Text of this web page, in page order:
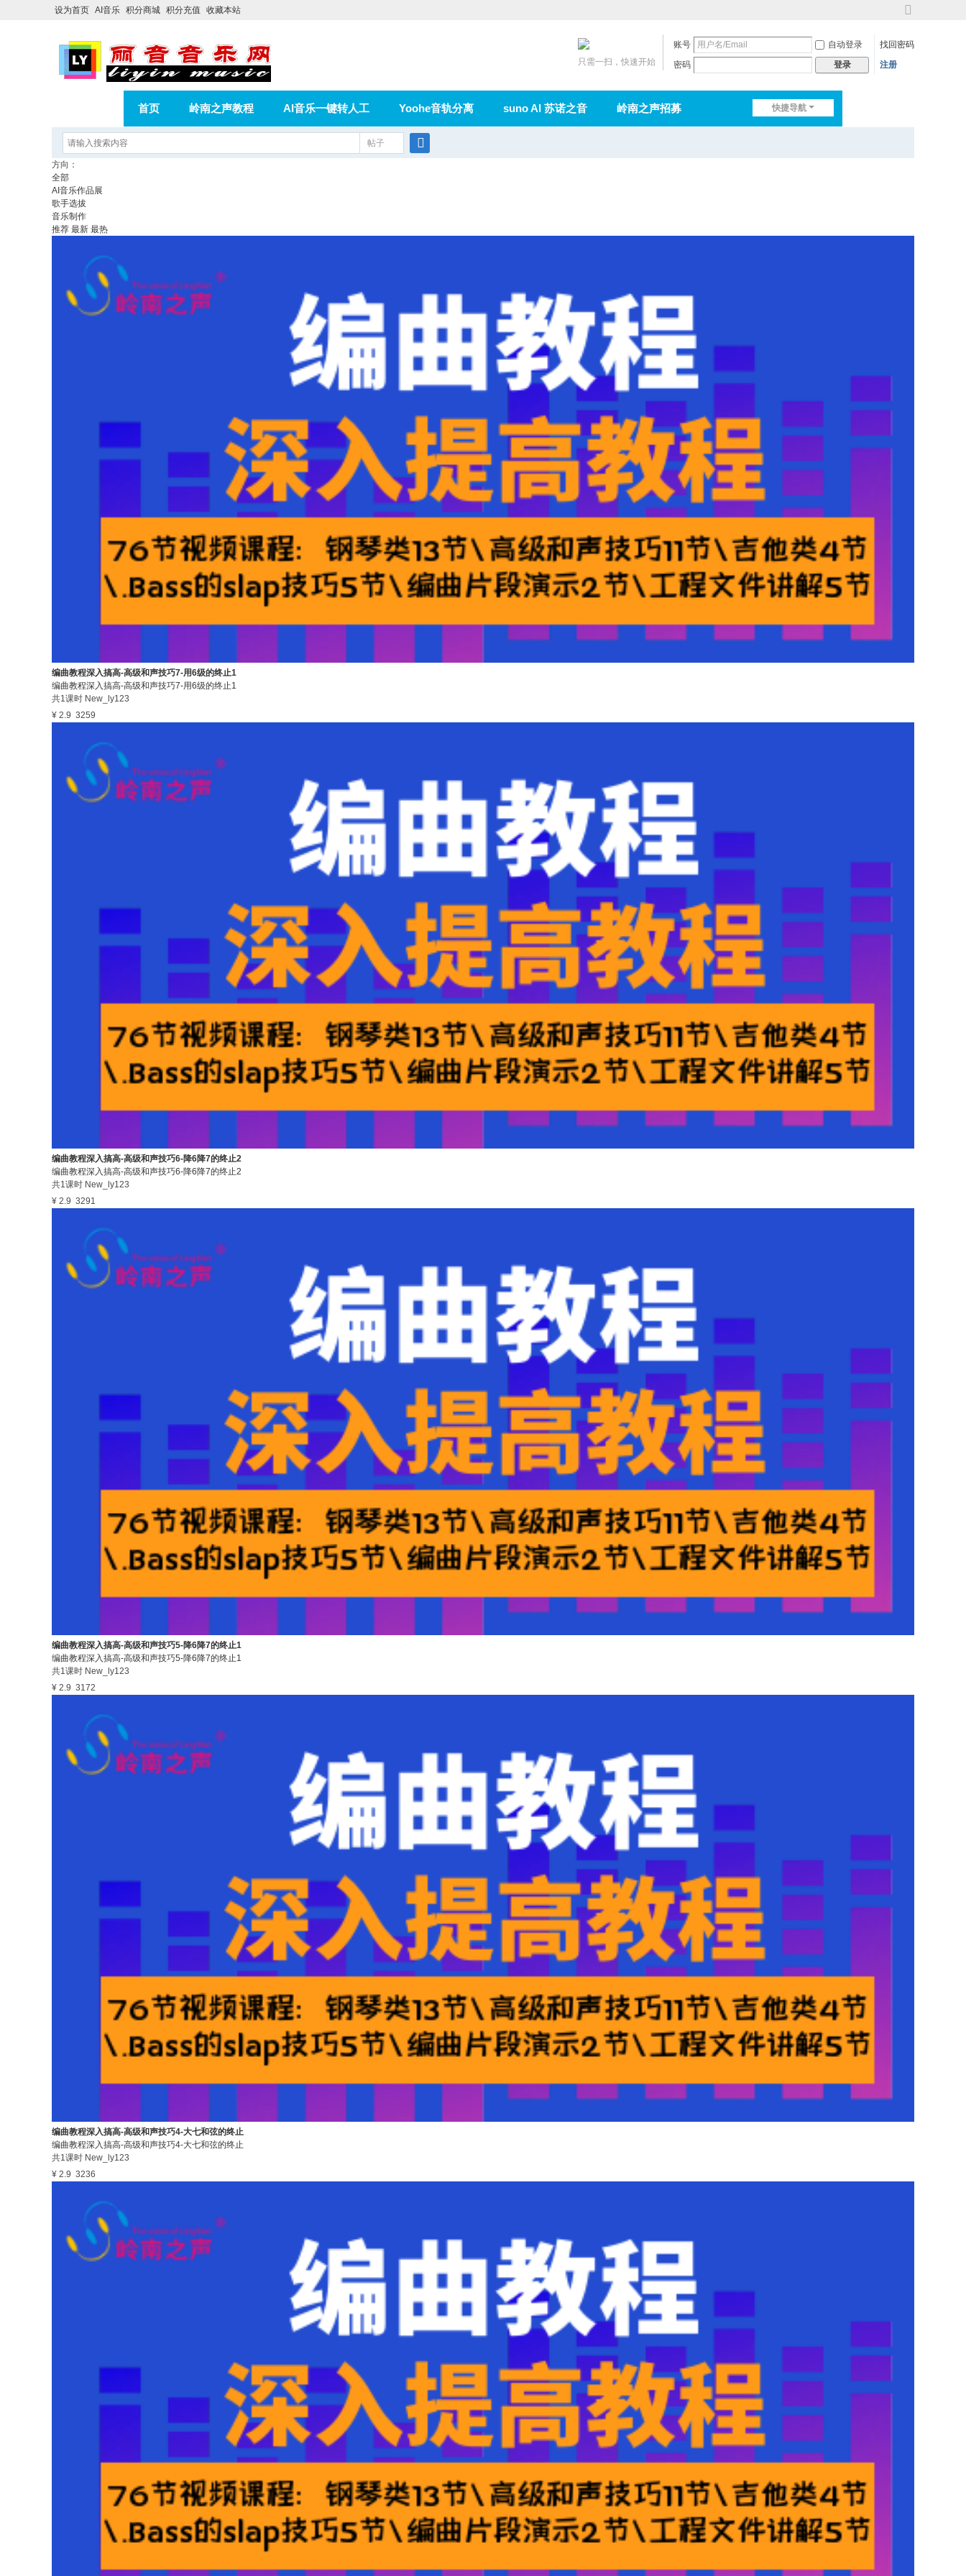
设为首页 AI音乐 积分商城 积分充值 收藏本站
到
账号 自动登录
找回密码
密码
登录 注册
只需一扫，快速开始
快捷导航
首页 岭南之声教程 AI音乐一键转人工 Yoohe音轨分离 suno AI 苏诺之音 岭南之声招募
在线论坛
帖子
方向：
全部
AI音乐作品展
歌手选拔
音乐制作
推荐 最新 最热
编曲教程深入搞高-高级和声技巧7-用6级的终止1
编曲教程深入搞高-高级和声技巧7-用6级的终止1
共1课时 New_ly123
¥ 2.9 3259
编曲教程深入搞高-高级和声技巧6-降6降7的终止2
编曲教程深入搞高-高级和声技巧6-降6降7的终止2
共1课时 New_ly123
¥ 2.9 3291
编曲教程深入搞高-高级和声技巧5-降6降7的终止1
编曲教程深入搞高-高级和声技巧5-降6降7的终止1
共1课时 New_ly123
¥ 2.9 3172
编曲教程深入搞高-高级和声技巧4-大七和弦的终止
编曲教程深入搞高-高级和声技巧4-大七和弦的终止
共1课时 New_ly123
¥ 2.9 3236